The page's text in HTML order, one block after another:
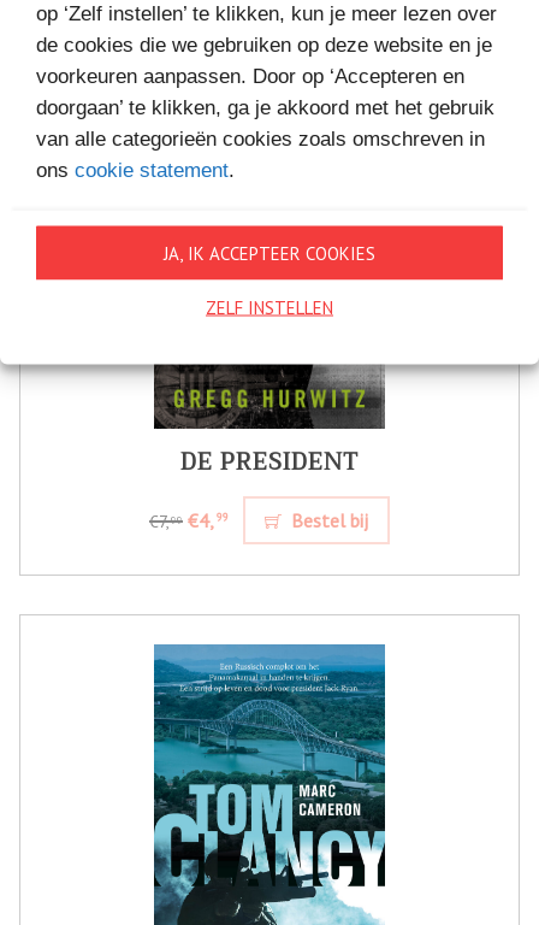
op ‘Zelf instellen’ te klikken, kun je meer lezen over
de cookies die we gebruiken op deze website en je
voorkeuren aanpassen. Door op ‘Accepteren en
doorgaan’ te klikken, ga je akkoord met het gebruik
van alle categorieën cookies zoals omschreven in
ons cookie statement.
JA, IK ACCEPTEER COOKIES
ZELF INSTELLEN
DE PRESIDENT
€7,99 €4,99 Bestel bij